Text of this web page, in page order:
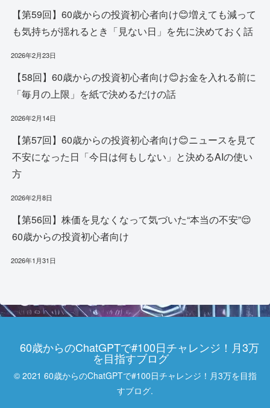
【第59回】60歳からの投資初心者向け😊増えても減って
も気持ちが揺れるとき「見ない日」を先に決めておく話
2026年2月23日
【58回】60歳からの投資初心者向け😊お金を入れる前に
「毎月の上限」を紙で決めるだけの話
2026年2月14日
【第57回】60歳からの投資初心者向け😊ニュースを見て
不安になった日「今日は何もしない」と決めるAIの使い
方
2026年2月8日
【第56回】株価を見なくなって気づいた“本当の不安”😌
60歳からの投資初心者向け
2026年1月31日
60歳からのChatGPTで#100日チャレンジ！月3万
を目指すブログ
© 2021 60歳からのChatGPTで#100日チャレンジ！月3万を目指
すブログ.